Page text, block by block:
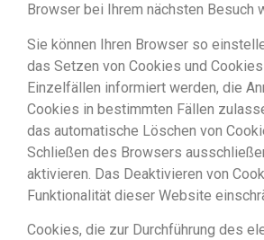
Browser bei Ihrem nächsten Besuch
Sie können Ihren Browser so
das Setzen von Cookies und Cookies
Einzelfällen informiert werden, die
Cookies in bestimmten Fällen
das automatische Löschen von
Schließen des Browsers
aktivieren. Das Deaktivieren von
Funktionalität dieser Website
Cookies, die zur Durchführung des